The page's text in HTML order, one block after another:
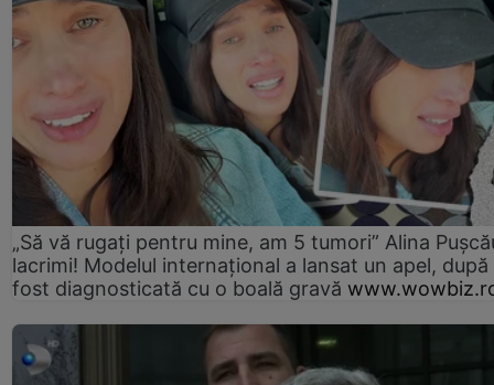
„Să vă rugați pentru mine, am 5 tumori” Alina
lacrimi! Modelul internațional a lansat un apel, după
fost diagnosticată cu o boală gravă